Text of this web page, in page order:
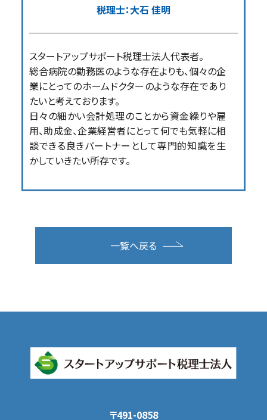
税理士：大石 佳明
スタートアップサポート税理士法人代表者。
総合病院の勤務医のような存在よりも、個々の企
業にとってのホームドクターのような存在であり
たいと考えております。
日々の細かい会計処理のことから資金繰りや雇
用、助成金、企業経営者にとって何でも気軽に相
談できる良きパートナーとして専門的知識を生
かしていきたい所存です。
一覧へ戻る
〒491-0858